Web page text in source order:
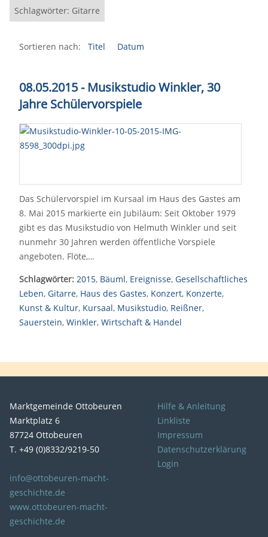
Schlagwörter: Gitarre
Sortieren nach: Titel Datum
08.05.2015 - Musikstudio Winkler, 30
Jahre Schülervorspiele
Das Schülervorspiel im Kursaal im Haus des Gastes am
8. Mai 2015 markierte ein Jubiläum: Seit Oktober 1979
gibt es das Musikstudio von Helmuth Winkler und seit
nunmehr 30 Jahren werden öffentliche Vorspiele
angeboten. Flöte,…
Schlagwörter: 2015, Bäuml, Ereignisse, Gesellschaftliches
Leben, Gitarre, Haus des Gastes, Konzert, Konzerte,
Kunst & Kultur, Kursaal, Musikstudio, Reißner,
Sauerstein, Winkler, Wirtschaft & Handel
Marktgemeinde Ottobeuren
Marktplatz 6
87724 Ottobeuren
T. +49 (0)8332/9219-50
info@ottobeuren-macht-
geschichte.de
www.ottobeuren-macht-
geschichte.de
Hilfe & Anleitung
Linkliste
Impressum
Datenschutzerklärung
Login